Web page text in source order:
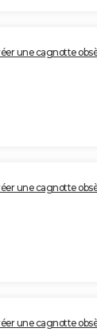
une cagnotte
une cagnotte
une cagnotte